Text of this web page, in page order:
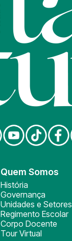
Quem Somos
História
Governança
Unidades e Setores
Regimento Escolar
Corpo Docente
Tour Virtual